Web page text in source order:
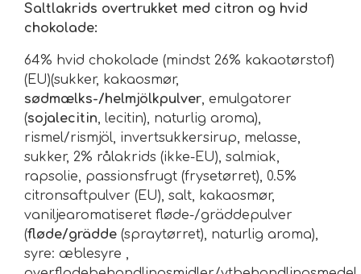
Saltlakrids overtrukket med citron og hvid
chokolade:
64% hvid chokolade (mindst 26% kakaotørstof)
(EU)(sukker, kakaosmør,
sødmælks-/helmjölkpulver, emulgatorer
(sojalecitin, lecitin), naturlig aroma),
rismel/rismjöl, invertsukkersirup, melasse,
sukker, 2% rålakrids (ikke-EU), salmiak,
rapsolie, passionsfrugt (frysetørret), 0.5%
citronsaftpulver (EU), salt, kakaosmør,
vaniljearomatiseret fløde-/gräddepulver
(fløde/grädde (spraytørret), naturlig aroma),
syre: æblesyre ,